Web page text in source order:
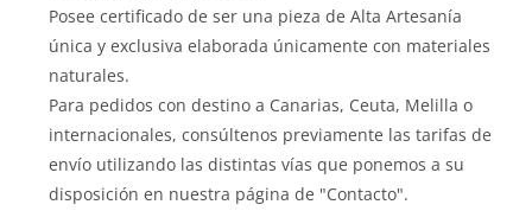
Posee certificado de ser una pieza de Alta Artesanía
única y exclusiva elaborada únicamente con materiales
naturales.
Para pedidos con destino a Canarias, Ceuta, Melilla o
internacionales, consúltenos previamente las tarifas de
envío utilizando las distintas vías que ponemos a su
disposición en nuestra página de "Contacto".